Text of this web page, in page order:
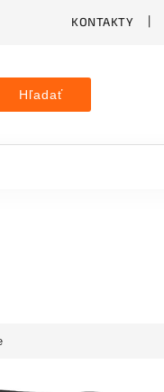
KONTAKTY
Hľadať